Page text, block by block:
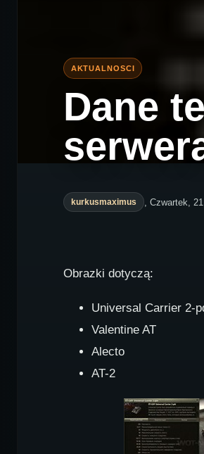
Dane
kurkusmaximus , Czwartek,
Obrazki dotyczą:
Universal Carrier 2-
Valentine AT
Alecto
AT-2